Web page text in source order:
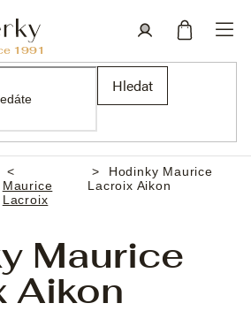
Hledat
Maurice
Lacroix
Hodinky Maurice
Lacroix Aikon
Maurice
Aikon